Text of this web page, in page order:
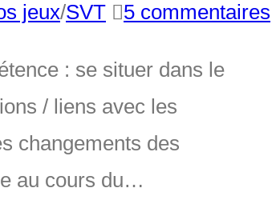
jeux/SVT 5 commentaires
: se situer dans le
/ liens avec les
changements des
au cours du…